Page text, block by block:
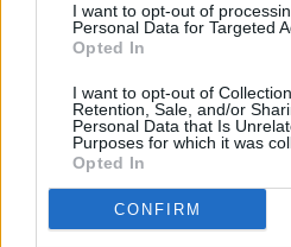
I want to opt-out of
Personal Data for Targeted
Opted In
I want to opt-out of
Retention, Sale, and/or
Personal Data that Is
Purposes for which it was
Opted In
CONFIRM